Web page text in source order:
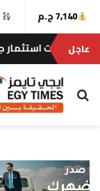
7,140 ج.م
عاجل جديدة
بحث عن